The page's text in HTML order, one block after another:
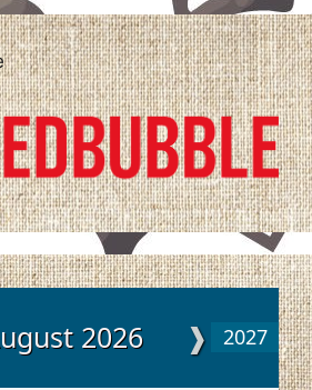
2026 ❱ 2027